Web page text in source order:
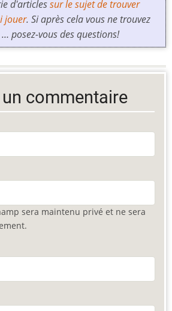
d'articlessur le sujet de trouver
jouer. Si après cela vous ne trouvez
posez-vous des questions!
commentaire
sera maintenu privé et ne sera